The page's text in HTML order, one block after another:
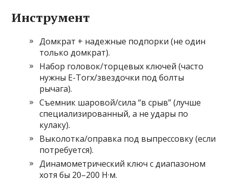
Инструмент
Домкрат + надежные подпорки (не один
только домкрат).
Набор головок/торцевых ключей (часто
нужны E-Torx/звездочки под болты
рычага).
Съемник шаровой/сила “в срыв” (лучше
специализированный, а не удары по
кулаку).
Выколотка/оправка под выпрессовку (если
потребуется).
Динамометрический ключ с диапазоном
хотя бы 20–200 Н·м.